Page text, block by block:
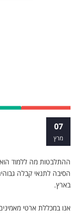
07
מרץ
ההתלבטות מה ללמוד
הסיבה לתנאי קבלה
בארץ.
אנו במכללת ארטי